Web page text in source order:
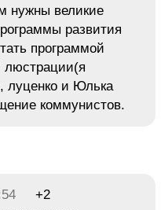
нужны великие
развития
программой
люстрации(я
луценко и Юлька
коммунистов.
+2